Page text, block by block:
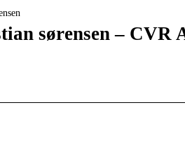
sørensen – CVR